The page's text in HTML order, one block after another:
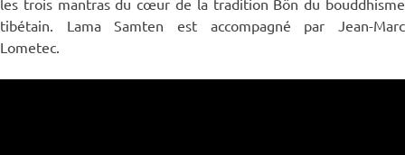
les trois mantras du cœur de la tradition Bön du bouddhisme
tibétain. Lama Samten est accompagné par Jean-Marc
Lometec.